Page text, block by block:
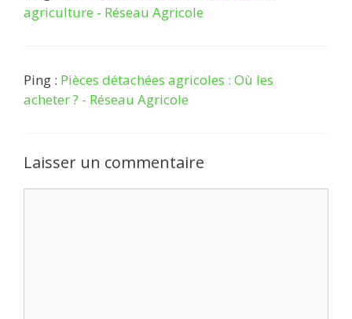
agriculture - Réseau Agricole
Ping : Pièces détachées agricoles : Où les
acheter ? - Réseau Agricole
Laisser un commentaire